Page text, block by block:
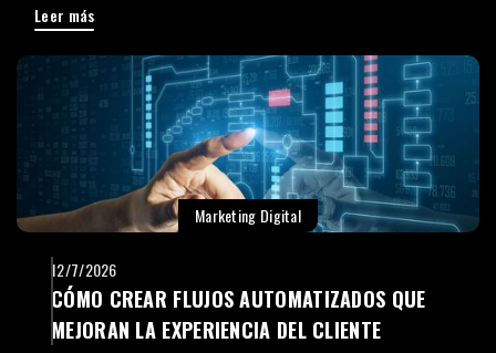
Leer más
Marketing Digital
12/7/2026
CÓMO CREAR FLUJOS AUTOMATIZADOS QUE
MEJORAN LA EXPERIENCIA DEL CLIENTE